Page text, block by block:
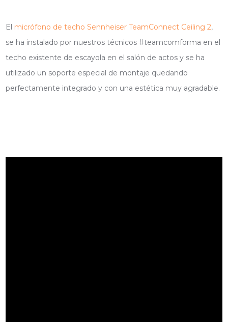
El micrófono de techo Sennheiser TeamConnect Ceiling 2,
se ha instalado por nuestros técnicos #teamcomforma en el
techo existente de escayola en el salón de actos y se ha
utilizado un soporte especial de montaje quedando
perfectamente integrado y con una estética muy agradable.